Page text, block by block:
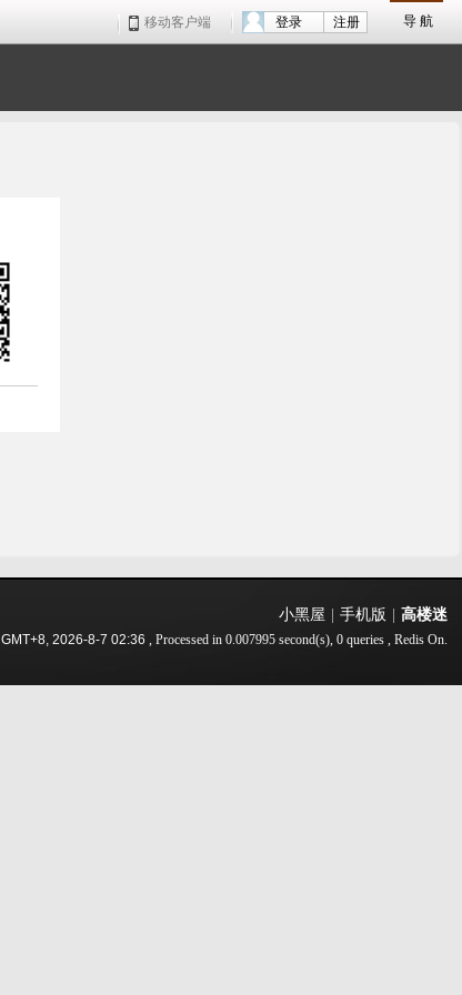
导 航
移动客户端 注册
登录
小黑屋 手机版 高楼迷
GMT+8, 2026-8-7 02:36 , Processed in 0.007995 second(s), 0 queries , Redis On.